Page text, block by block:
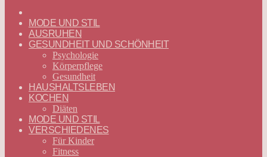
—
DEUTSCH
MODE UND STIL
AUSRUHEN
GESUNDHEIT UND SCHÖNHEIT
Psychologie
Körperpflege
Gesundheit
HAUSHALTSLEBEN
KOCHEN
Diäten
MODE UND STIL
VERSCHIEDENES
Für Kinder
Fitness